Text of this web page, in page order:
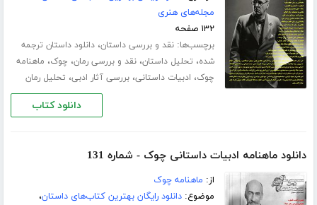
مجله‌های هنری
۱۳۲ صفحه
برچسب‌ها:نقد و بررسی داستان،دانلود داستان ترجمه
شده، تحلیل داستان،نقد و بررسی رمان، چوک، ماهنامه
چوک، ادبیات داستانی،بررسی آثار ادبی، تحلیل رمان
دانلود کتاب
دانلود ماهنامه ادبیات داستانی چوک - شماره 131
از: ماهنامه چوک
موضوع:دانلود رایگان بهترین کتاب‌های داستان،